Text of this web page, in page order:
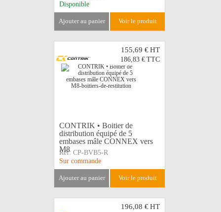
Disponible
ajouter au panier voir le produit
155,69 €HT
186,83 € TTC
CONTRIK • Boitier de
distribution équipé de 5
embases mâle CONNEX vers
M8
Réf: CP-BVB5-R
Sur commande
ajouter au panier voir le produit
196,08 €HT